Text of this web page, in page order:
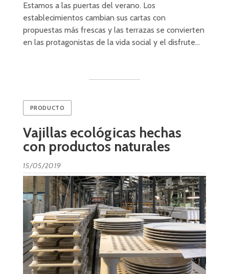
Estamos a las puertas del verano. Los
establecimientos cambian sus cartas con
propuestas más frescas y las terrazas se convierten
en las protagonistas de la vida social y el disfrute…
PRODUCTO
Vajillas ecológicas hechas
con productos naturales
15/05/2019